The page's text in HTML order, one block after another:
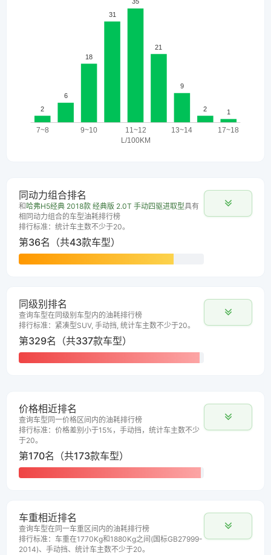
同动力组合排名
和哈弗H5经典 2018款 经典版 2.0T 手动四驱进取型具有
相同动力组合的车型油耗排行榜
排行标准：统计车主数不少于20。
第36名（共43款车型）
同级别排名
查询车型在同级别车型内的油耗排行榜
排行标准：紧凑型SUV, 手动挡, 统计车主数不少于20。
第329名（共337款车型）
价格相近排名
查询车型同一价格区间内的油耗排行榜
排行标准：价格差别小于15%，手动挡，统计车主数不少
于20。
第170名（共173款车型）
车重相近排名
查询车型在同一车重区间内的油耗排行榜
排行标准：车重在1770Kg和1880Kg之间(国标GB27999-
2014)、手动挡、统计车主数不少于20。